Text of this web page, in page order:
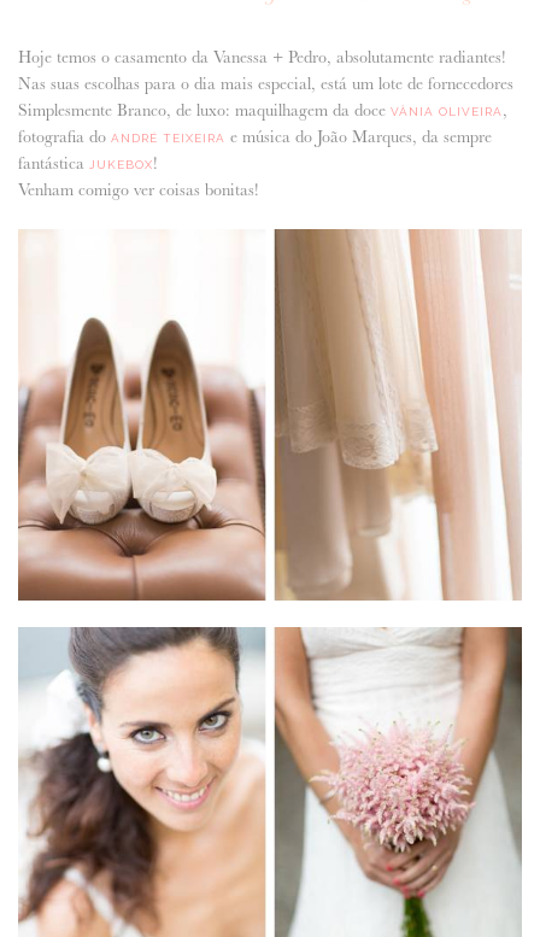
CASAVA-ME AQUI!
FORNECEDORES RECOMENDADOS
ANUNCIE CONNOSCO
Hoje temos o casamento da Vanessa + Pedro, absolutamente radiantes!
Nas suas escolhas para o dia mais especial, está um lote de fornecedores
Simplesmente Branco, de luxo: maquilhagem da doce VÂNIA OLIVEIRA ,
fotografia do ANDRÉ TEIXEIRA e música do João Marques, da sempre
fantástica
JUKEBOX!
Venham comigo ver coisas bonitas!